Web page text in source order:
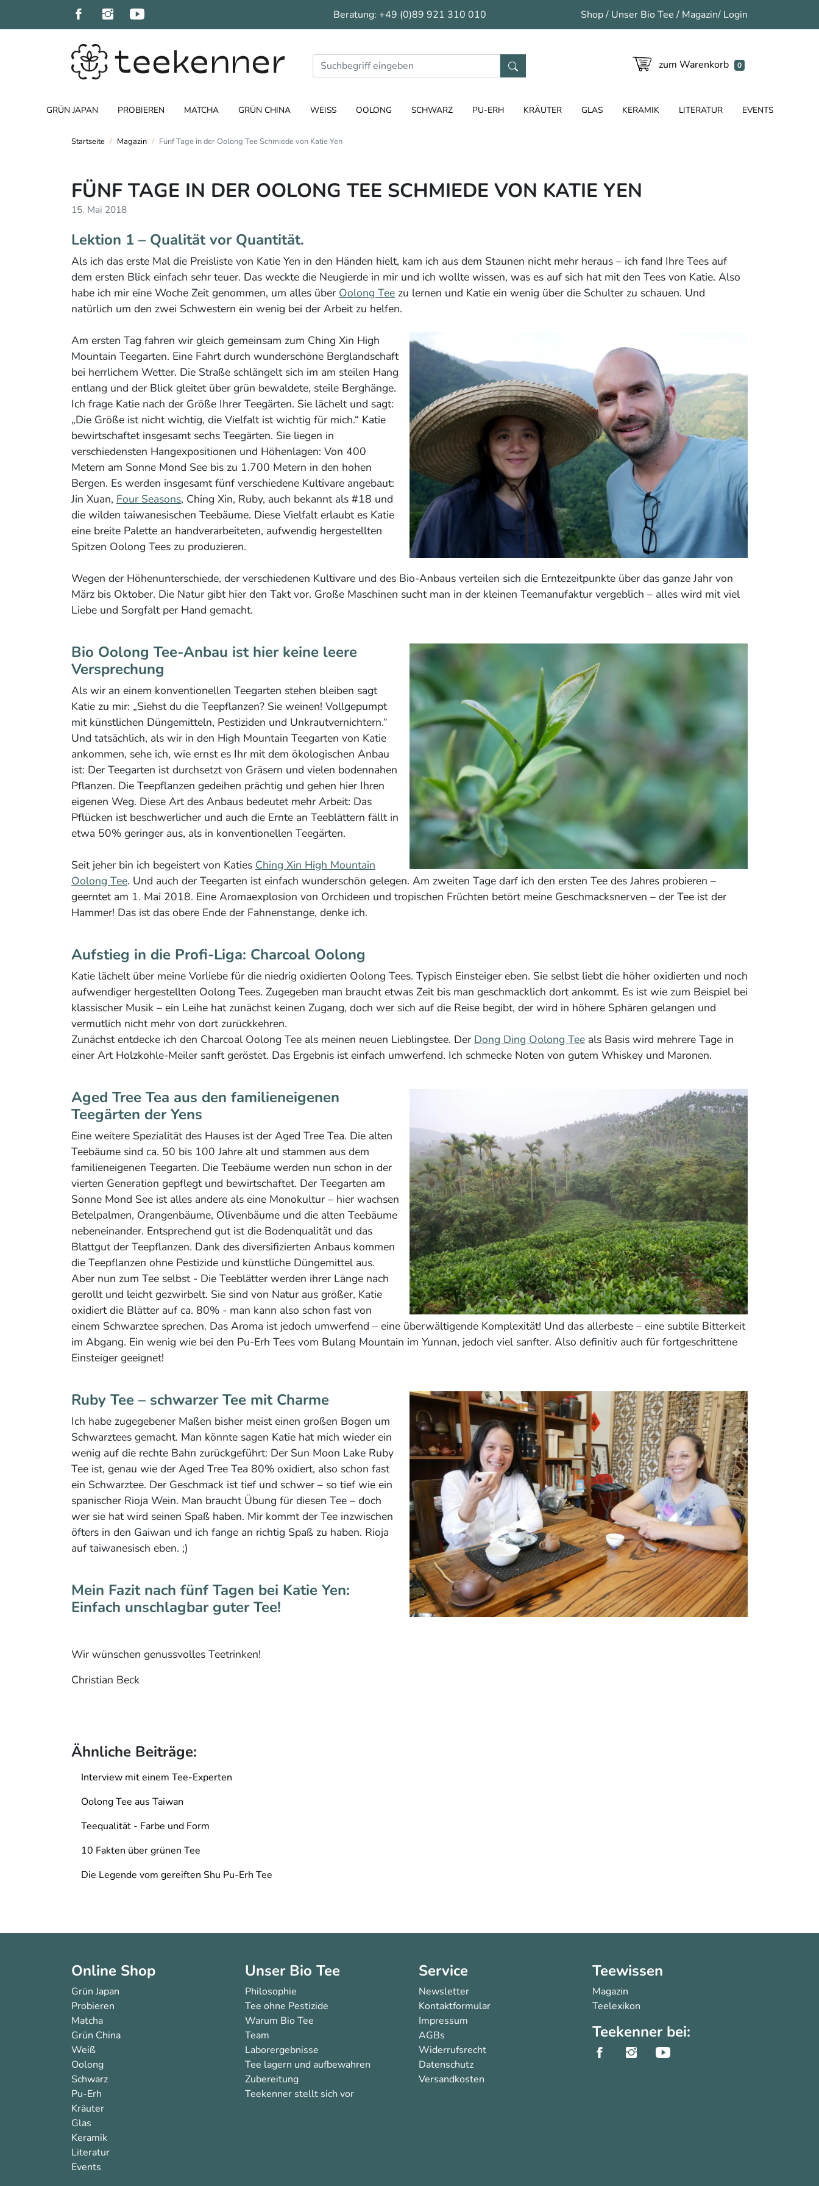
Beratung: +49 (0)89 921 310 010 Shop/ Unser Bio Tee / Magazin/ Login
zum Warenkorb 0
GRÜN JAPAN PROBIEREN MATCHA GRÜN CHINA WEISS OOLONG SCHWARZ PU-ERH KRÄUTER GLAS KERAMIK LITERATUR EVENTS
Startseite Magazin Fünf Tage in der Oolong Tee Schmiede von Katie Yen
FÜNF TAGE IN DER OOLONG TEE SCHMIEDE VON KATIE YEN
15. Mai 2018
Lektion 1 – Qualität vor Quantität.
Als ich das erste Mal die Preisliste von Katie Yen in den Händen hielt, kam ich aus dem Staunen nicht mehr heraus – ich fand Ihre Tees auf
dem ersten Blick einfach sehr teuer. Das weckte die Neugierde in mir und ich wollte wissen, was es auf sich hat mit den Tees von Katie. Also
habe ich mir eine Woche Zeit genommen, um alles über Oolong Tee zu lernen und Katie ein wenig über die Schulter zu schauen. Und
natürlich um den zwei Schwestern ein wenig bei der Arbeit zu helfen.
Am ersten Tag fahren wir gleich gemeinsam zum Ching Xin High
Mountain Teegarten. Eine Fahrt durch wunderschöne Berglandschaft
bei herrlichem Wetter. Die Straße schlängelt sich im am steilen Hang
entlang und der Blick gleitet über grün bewaldete, steile Berghänge.
Ich frage Katie nach der Größe Ihrer Teegärten. Sie lächelt und sagt:
„Die Größe ist nicht wichtig, die Vielfalt ist wichtig für mich.“ Katie
bewirtschaftet insgesamt sechs Teegärten. Sie liegen in
verschiedensten Hangexpositionen und Höhenlagen: Von 400
Metern am Sonne Mond See bis zu 1.700 Metern in den hohen
Bergen. Es werden insgesamt fünf verschiedene Kultivare angebaut:
Jin Xuan, Four Seasons, Ching Xin, Ruby, auch bekannt als #18 und
die wilden taiwanesischen Teebäume. Diese Vielfalt erlaubt es Katie
eine breite Palette an handverarbeiteten, aufwendig hergestellten
Spitzen Oolong Tees zu produzieren.
Wegen der Höhenunterschiede, der verschiedenen Kultivare und des Bio-Anbaus verteilen sich die Erntezeitpunkte über das ganze Jahr von
März bis Oktober. Die Natur gibt hier den Takt vor. Große Maschinen sucht man in der kleinen Teemanufaktur vergeblich – alles wird mit viel
Liebe und Sorgfalt per Hand gemacht.
Bio Oolong Tee-Anbau ist hier keine leere
Versprechung
Als wir an einem konventionellen Teegarten stehen bleiben sagt
Katie zu mir: „Siehst du die Teepflanzen? Sie weinen! Vollgepumpt
mit künstlichen Düngemitteln, Pestiziden und Unkrautvernichtern.“
Und tatsächlich, als wir in den High Mountain Teegarten von Katie
ankommen, sehe ich, wie ernst es Ihr mit dem ökologischen Anbau
ist: Der Teegarten ist durchsetzt von Gräsern und vielen bodennahen
Pflanzen. Die Teepflanzen gedeihen prächtig und gehen hier Ihren
eigenen Weg. Diese Art des Anbaus bedeutet mehr Arbeit: Das
Pflücken ist beschwerlicher und auch die Ernte an Teeblättern fällt in
etwa 50% geringer aus, als in konventionellen Teegärten.
Seit jeher bin ich begeistert von Katies Ching Xin High Mountain
Oolong Tee. Und auch der Teegarten ist einfach wunderschön gelegen. Am zweiten Tage darf ich den ersten Tee des Jahres probieren –
geerntet am 1. Mai 2018. Eine Aromaexplosion von Orchideen und tropischen Früchten betört meine Geschmacksnerven – der Tee ist der
Hammer! Das ist das obere Ende der Fahnenstange, denke ich.
Aufstieg in die Profi-Liga: Charcoal Oolong
Katie lächelt über meine Vorliebe für die niedrig oxidierten Oolong Tees. Typisch Einsteiger eben. Sie selbst liebt die höher oxidierten und noch
aufwendiger hergestellten Oolong Tees. Zugegeben man braucht etwas Zeit bis man geschmacklich dort ankommt. Es ist wie zum Beispiel bei
klassischer Musik – ein Leihe hat zunächst keinen Zugang, doch wer sich auf die Reise begibt, der wird in höhere Sphären gelangen und
vermutlich nicht mehr von dort zurückkehren.
Zunächst entdecke ich den Charcoal Oolong Tee als meinen neuen Lieblingstee. Der Dong Ding Oolong Tee als Basis wird mehrere Tage in
einer Art Holzkohle-Meiler sanft geröstet. Das Ergebnis ist einfach umwerfend. Ich schmecke Noten von gutem Whiskey und Maronen.
Aged Tree Tea aus den familieneigenen
Teegärten der Yens
Eine weitere Spezialität des Hauses ist der Aged Tree Tea. Die alten
Teebäume sind ca. 50 bis 100 Jahre alt und stammen aus dem
familieneigenen Teegarten. Die Teebäume werden nun schon in der
vierten Generation gepflegt und bewirtschaftet. Der Teegarten am
Sonne Mond See ist alles andere als eine Monokultur – hier wachsen
Betelpalmen, Orangenbäume, Olivenbäume und die alten Teebäume
nebeneinander. Entsprechend gut ist die Bodenqualität und das
Blattgut der Teepflanzen. Dank des diversifizierten Anbaus kommen
die Teepflanzen ohne Pestizide und künstliche Düngemittel aus.
Aber nun zum Tee selbst - Die Teeblätter werden ihrer Länge nach
gerollt und leicht gezwirbelt. Sie sind von Natur aus größer, Katie
oxidiert die Blätter auf ca. 80% - man kann also schon fast von
einem Schwarztee sprechen. Das Aroma ist jedoch umwerfend – eine überwältigende Komplexität! Und das allerbeste – eine subtile Bitterkeit
im Abgang. Ein wenig wie bei den Pu-Erh Tees vom Bulang Mountain im Yunnan, jedoch viel sanfter. Also definitiv auch für fortgeschrittene
Einsteiger geeignet!
Ruby Tee – schwarzer Tee mit Charme
Ich habe zugegebener Maßen bisher meist einen großen Bogen um
Schwarztees gemacht. Man könnte sagen Katie hat mich wieder ein
wenig auf die rechte Bahn zurückgeführt: Der Sun Moon Lake Ruby
Tee ist, genau wie der Aged Tree Tea 80% oxidiert, also schon fast
ein Schwarztee. Der Geschmack ist tief und schwer – so tief wie ein
spanischer Rioja Wein. Man braucht Übung für diesen Tee – doch
wer sie hat wird seinen Spaß haben. Mir kommt der Tee inzwischen
öfters in den Gaiwan und ich fange an richtig Spaß zu haben. Rioja
auf taiwanesisch eben. ;)
Mein Fazit nach fünf Tagen bei Katie Yen:
Einfach unschlagbar guter Tee!
Wir wünschen genussvolles Teetrinken!
Christian Beck
Ähnliche Beiträge:
Interview mit einem Tee-Experten
Oolong Tee aus Taiwan
Teequalität - Farbe und Form
10 Fakten über grünen Tee
Die Legende vom gereiften Shu Pu-Erh Tee
Online Shop
Grün Japan
Probieren
Matcha
Grün China
Weiß
Oolong
Schwarz
Pu-Erh
Kräuter
Glas
Keramik
Literatur
Events
Unser Bio Tee
Philosophie
Tee ohne Pestizide
Warum Bio Tee
Team
Laborergebnisse
Tee lagern und aufbewahren
Zubereitung
Teekenner stellt sich vor
Service
Newsletter
Kontaktformular
Impressum
AGBs
Widerrufsrecht
Datenschutz
Versandkosten
Teewissen
Magazin
Teelexikon
Teekenner bei: